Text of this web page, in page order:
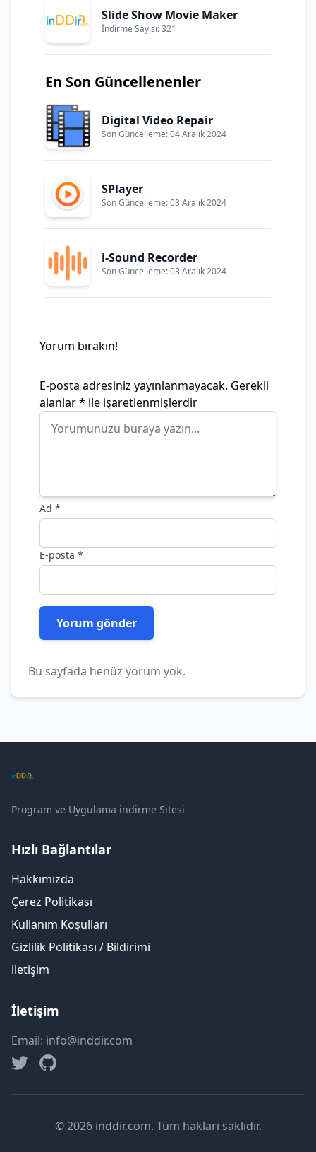
Slide Show Movie Maker
İndirme Sayısı: 321
En Son Güncellenenler
Digital Video Repair
Son Güncelleme: 04 Aralık 2024
SPlayer
Son Güncelleme: 03 Aralık 2024
i-Sound Recorder
Son Güncelleme: 03 Aralık 2024
Yorum bırakın!
E-posta adresiniz yayınlanmayacak. Gerekli
alanlar* ile işaretlenmişlerdir
Ad *
E-posta *
Bu sayfada henüz yorum yok.
Program ve Uygulama indirme Sitesi
Hızlı Bağlantılar
Hakkımızda
Çerez Politikası
Kullanım Koşulları
Gizlilik Politikası / Bildirimi
iletişim
İletişim
Email: info@inddir.com
© 2026 inddir.com. Tüm hakları saklıdır.